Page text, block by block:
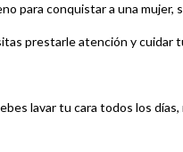
para conquistar a una
prestarle atención y cuidar
lavar tu cara todos los